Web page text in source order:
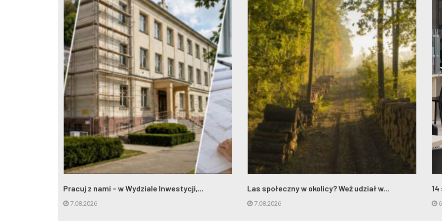
Pracuj z nami – w Wydziale Inwestycji,...
7.08.2026
Las społeczny w okolicy? Weż udział w...
7.08.2026